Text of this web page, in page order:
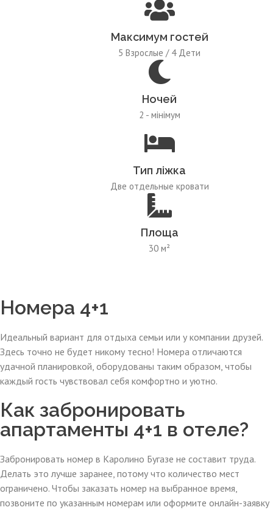
Максимум гостей
5 Взрослые / 4 Дети
Ночей
2 - мінімум
Тип ліжка
Две отдельные кровати
Площа
30 м²
Номера 4+1
Идеальный вариант для отдыха семьи или у компании друзей.
Здесь точно не будет никому тесно! Номера отличаются
удачной планировкой, оборудованы таким образом, чтобы
каждый гость чувствовал себя комфортно и уютно.
Как забронировать
апартаменты 4+1 в отеле?
Забронировать номер в Каролино Бугазе не составит труда.
Делать это лучше заранее, потому что количество мест
ограничено. Чтобы заказать номер на выбранное время,
позвоните по указанным номерам или оформите онлайн-заявку